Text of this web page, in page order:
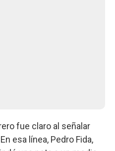
fue claro al señalar
esa línea, Pedro Fida,